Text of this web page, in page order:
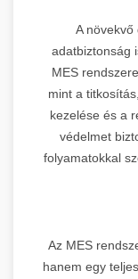
A
adatbiztonság
MES
mint a
kezelése és a
védelmet
folyamatokkal
Az MES
hanem egy